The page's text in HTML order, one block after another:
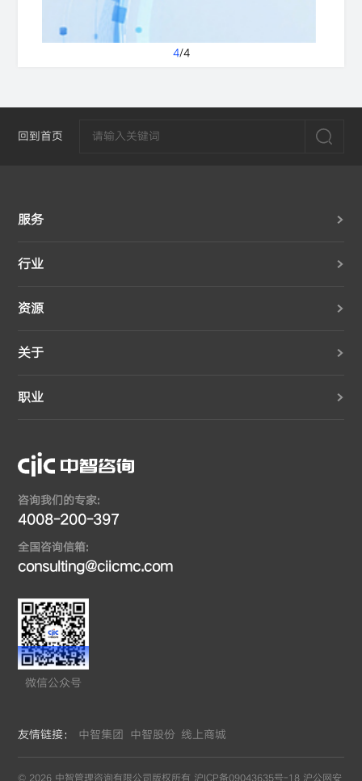
4/4
回到首页
服务
行业
资源
关于
职业
咨询我们的专家:
4008-200-397
全国咨询信箱:
consulting@ciicmc.com
微信公众号
友情链接： 中智集团 中智股份 线上商城
© 2026 中智管理咨询有限公司版权所有 沪ICP备09043635号-18 沪公网安